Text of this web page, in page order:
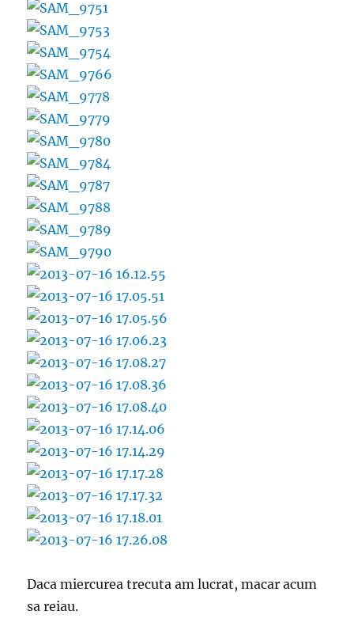
Daca miercurea trecuta am lucrat, macar acum
sa reiau.